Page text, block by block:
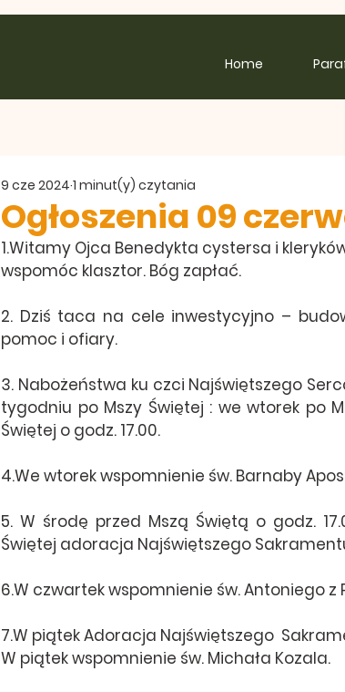
Home
Ogłoszenia 09
9 cze 2024 1 minut(y) czytania
1.Witamy Ojca Benedykta cystersa i
wspomóc klasztor. Bóg zapłać.
2. Dziś taca na cele inwestycyjno –
pomoc i ofiary.
3. Nabożeństwa ku czci Najświętszego
tygodniu po Mszy Świętej : we wtorek po
Świętej o godz. 17.00.
4.We wtorek wspomnienie św. Barnaby
5. W środę przed Mszą Świętą o godz.
Świętej adoracja Najświętszego
6.W czwartek wspomnienie św. Antoniego
7.W piątek Adoracja Najświętszego
W piątek wspomnienie św. Michała Kozala.